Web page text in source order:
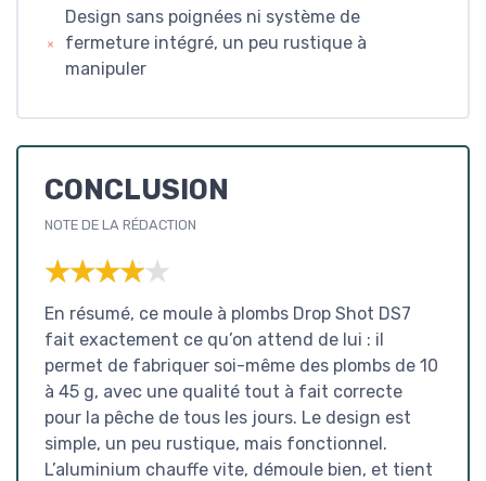
Design sans poignées ni système de
fermeture intégré, un peu rustique à
manipuler
CONCLUSION
NOTE DE LA RÉDACTION
★★★★★
★★★★★
En résumé, ce moule à plombs Drop Shot DS7
fait exactement ce qu’on attend de lui : il
permet de fabriquer soi-même des plombs de 10
à 45 g, avec une qualité tout à fait correcte
pour la pêche de tous les jours. Le design est
simple, un peu rustique, mais fonctionnel.
L’aluminium chauffe vite, démoule bien, et tient